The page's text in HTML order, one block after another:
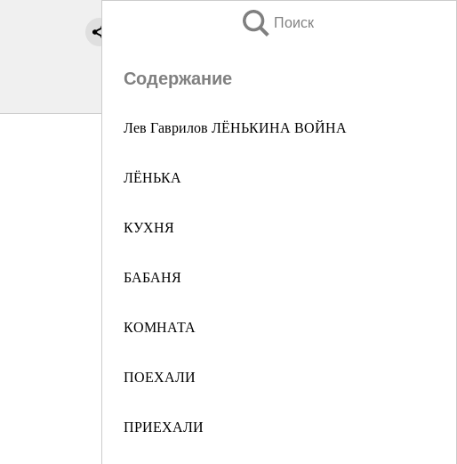
Поиск
Содержание
Лев Гаврилов ЛЁНЬКИНА ВОЙНА
ЛЁНЬКА
КУХНЯ
БАБАНЯ
КОМНАТА
ПОЕХАЛИ
ПРИЕХАЛИ